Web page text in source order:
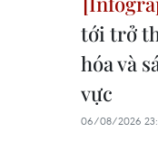
tới trở
hóa và
vực
06/08/2026